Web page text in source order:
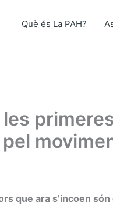
Què és La PAH?
que ara s’incoen